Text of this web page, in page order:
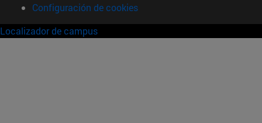
Configuración de cookies
Localizador de campus